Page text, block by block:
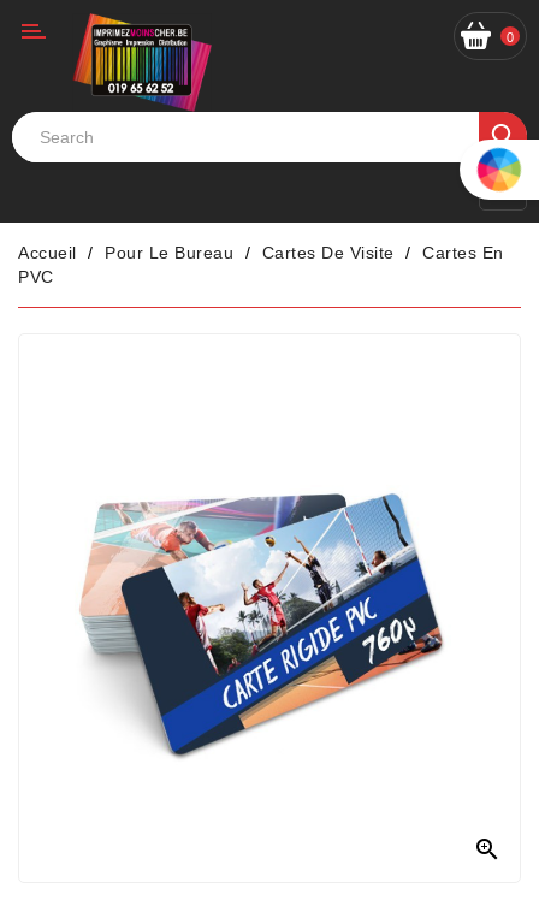
Catégorie 0
Accueil Pour Le Bureau Cartes De Visite
Cartes En
PVC
